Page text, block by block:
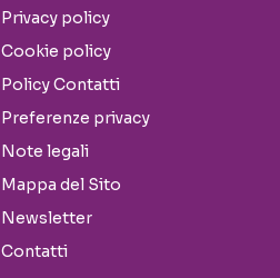
Privacy policy
Cookie policy
Policy Contatti
Preferenze privacy
Note legali
Mappa del Sito
Newsletter
Contatti